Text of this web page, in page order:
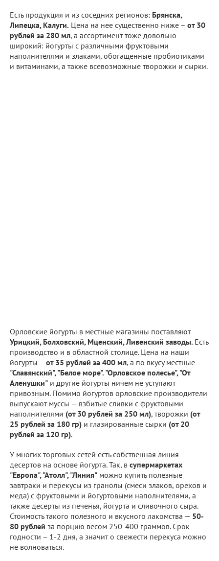
Есть продукция и из соседних регионов: Брянска,
Липецка, Калуги. Цена на нее существенно ниже – от 30
рублей за 280 мл, а ассортимент тоже довольно
широкий: йогурты с различными фруктовыми
наполнителями и злаками, обогащенные пробиотиками
и витаминами, а также всевозможные творожки и сырки.
Орловские йогурты в местные магазины поставляют
Урицкий, Болховский, Мценский, Ливенский заводы. Есть
производство и в областной столице. Цена на наши
йогурты – от 35 рублей за 400 мл, а по вкусу местные
"Славянский", "Белое море". "Орловское полесье", "От
Аленушки" и другие йогурты ничем не уступают
привозным. Помимо йогуртов орловские производители
выпускают муссы — взбитые сливки с фруктовыми
наполнителями (от 30 рублей за 250 мл), творожки (от
25 рублей за 180 гр) и глазированные сырки (от 20
рублей за 120 гр).
У многих торговых сетей есть собственная линия
десертов на основе йогурта. Так, в супермаркетах
"Европа", "Атолл", "Линия" можно купить полезные
завтраки и перекусы из гранолы (смеси злаков, орехов и
меда) с фруктовыми и йогуртовыми наполнителями, а
также десерты из печенья, йогурта и сливочного сыра.
Стоимость такого полезного и вкусного лакомства — 50-
80 рублей за порцию весом 250-400 граммов. Срок
годности – 1-2 дня, а значит о свежести перекуса можно
не волноваться.